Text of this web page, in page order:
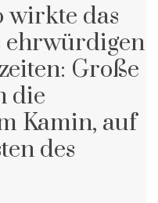
das
ehrwürdigen
Große
die
Kamin, auf
des